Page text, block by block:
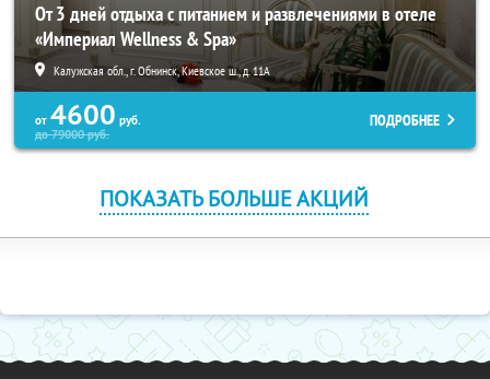
От 3 дней отдыха с питанием и развлечениями в отеле
«Империал Wellness & Spa»
Калужская обл., г. Обнинск, Киевское ш., д. 11А
от 4600 руб.
до79000руб.
ПОДРОБНЕЕ
ПОКАЗАТЬ БОЛЬШЕ АКЦИЙ